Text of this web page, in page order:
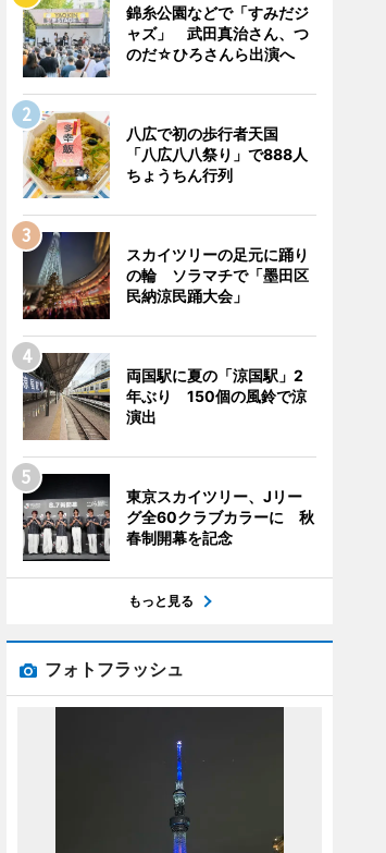
錦糸公園などで「すみだジ
ャズ」 武田真治さん、つ
のだ☆ひろさんら出演へ
八広で初の歩行者天国
「八広八八祭り」で888人
ちょうちん行列
スカイツリーの足元に踊り
の輪 ソラマチで「墨田区
民納涼民踊大会」
両国駅に夏の「涼国駅」2
年ぶり 150個の風鈴で涼
演出
東京スカイツリー、Jリー
グ全60クラブカラーに 秋
春制開幕を記念
もっと見る
フォトフラッシュ